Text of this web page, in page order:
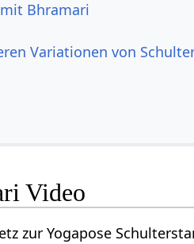
Bhramari
Variationen von
Video
zur Yogapose